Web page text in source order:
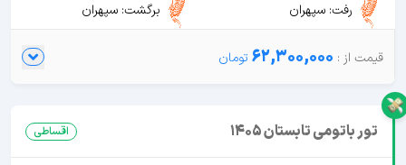
رفت: سپهران برگشت: سپهران
62,300,000
تور باتومی تابستان 1405 اقساطی